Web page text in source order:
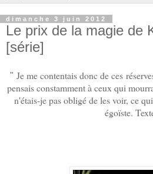
dimanche 3 juin 2012
Le prix de la magie de
[série]
" Je me contentais donc de ces
pensais constamment à ceux qui
n'étais-je pas obligé de les voir, ce
égoïste.